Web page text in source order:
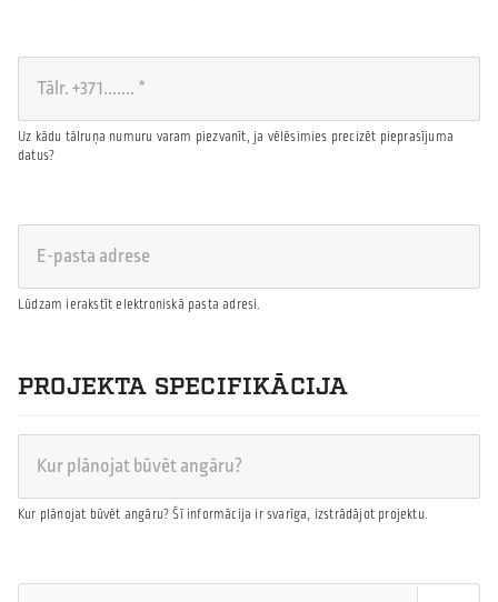
Uz kādu tālruņa numuru varam piezvanīt, ja vēlēsimies precizēt pieprasījuma
datus?
Lūdzam ierakstīt elektroniskā pasta adresi.
PROJEKTA SPECIFIKĀCIJA
Kur plānojat būvēt angāru? Šī informācija ir svarīga, izstrādājot projektu.